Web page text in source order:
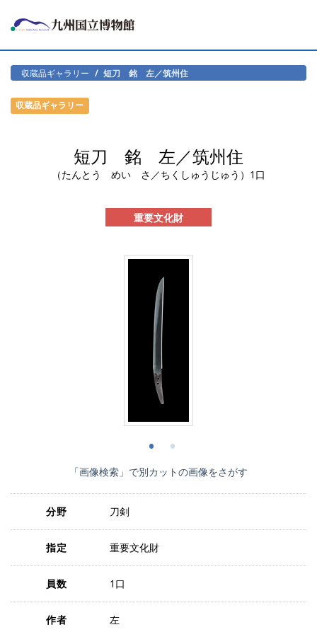
収蔵品ギャラリー 短刀 銘 左／筑州住
収蔵品ギャラリー
短刀 銘 左／筑州住
（たんとう めい さ／ちくしゅうじゅう）1口
重要文化財
「画像検索」で別カットの画像をさがす
分野 刀剣
指定 重要文化財
員数 1口
作者 左